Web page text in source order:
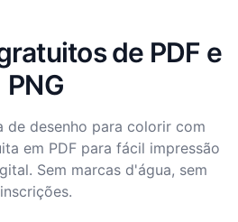
de PDF e
PNG
de desenho para colorir com
em PDF para fácil impressão
Sem marcas d'água, sem
inscrições.